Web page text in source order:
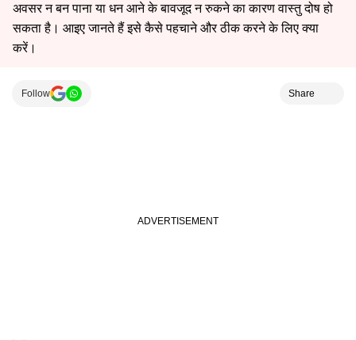
अवसर न बन पाना या धन आने के बावजूद न रुकने का कारण वास्तु दोष हो
सकता है। आइए जानते हैं इसे कैसे पहचाने और ठीक करने के लिए क्या
करें।
Follow Share